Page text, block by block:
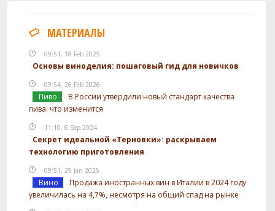
МАТЕРИАЛЫ
09:51, 18 Feb 2025
Основы виноделия: пошаговый гид для новичков
09:54, 26 Feb 2026
Пиво
В России утвердили новый стандарт качества
пива: что изменится
11:10, 6 Sep 2024
Секрет идеальной «Терновки»: раскрываем
технологию приготовления
09:51, 29 Jan 2025
Вино
Продажа иностранных вин в Италии в 2024 году
увеличилась на 4,7%, несмотря на общий спад на рынке